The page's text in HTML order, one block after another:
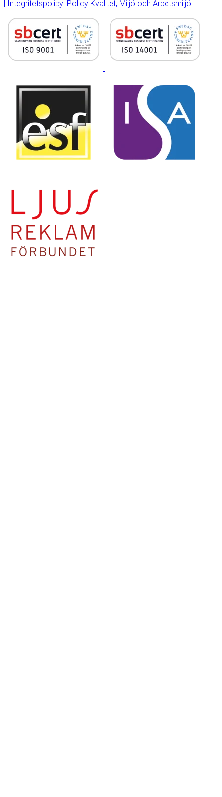
| Integritetspolicy| Policy Kvalitet, Miljö och Arbetsmiljö